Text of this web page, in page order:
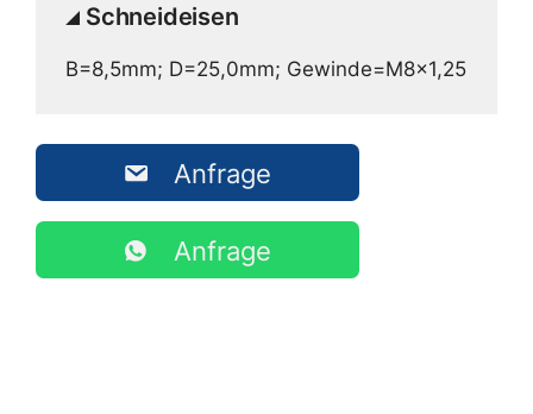
Schneideisen
B=8,5mm; D=25,0mm; Gewinde=M8x1,25
Anfrage
Anfrage